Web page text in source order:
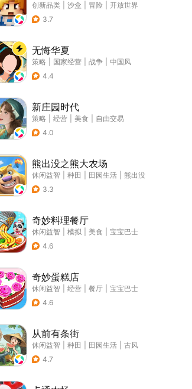
创新品类 沙盒 冒险
开放世界
3.7
无悔华夏
策略 国家经营 战争
中国风
4.4
新庄园时代
策略 经营 美食
自由交易
4.0
熊出没之熊大农场
休闲益智 种田 田园生活
熊出没
3.3
奇妙料理餐厅
休闲益智 模拟 美食
宝宝巴士
4.6
奇妙蛋糕店
休闲益智 经营 餐厅
宝宝巴士
4.6
从前有条街
休闲益智 种田 田园生活
古风
4.7